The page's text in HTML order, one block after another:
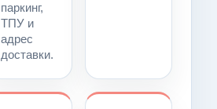
паркинг,
ТПУ и
адрес
доставки.